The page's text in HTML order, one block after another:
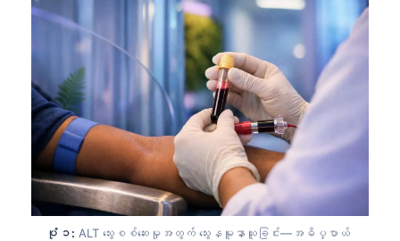
ပုံ ၁: ALT သွေးစစ်ဆေးမှုအတွက် သွေးနမူနာယူခြင်း—အဓိပ္ပာယ်